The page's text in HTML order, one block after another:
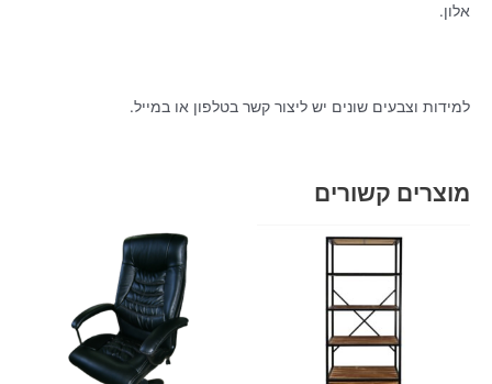
אלון.
למידות וצבעים שונים יש ליצור קשר בטלפון או במייל.
מוצרים קשורים